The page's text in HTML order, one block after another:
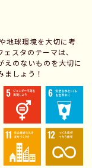
地球環境を大切に考
スタのテーマは、
えのないものを大切に
しょう！